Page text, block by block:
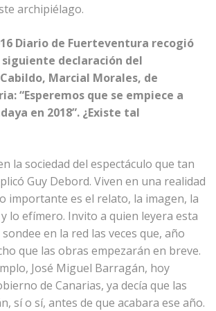
archipiélago.
Diario de Fuerteventura recogió
declaración del
Marcial Morales, de
“Esperemos que se empiece a
en 2018”. ¿Existe tal
la sociedad del espectáculo que tan
Guy Debord. Viven en una realidad
importante es el relato, la imagen, la
lo efímero. Invito a quien leyera esta
en la red las veces que, año
que las obras empezarán en breve.
José Miguel Barragán, hoy
de Canarias, ya decía que las
sí o sí, antes de que acabara ese año.